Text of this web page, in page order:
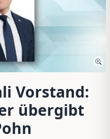
Vorstand:
übergibt